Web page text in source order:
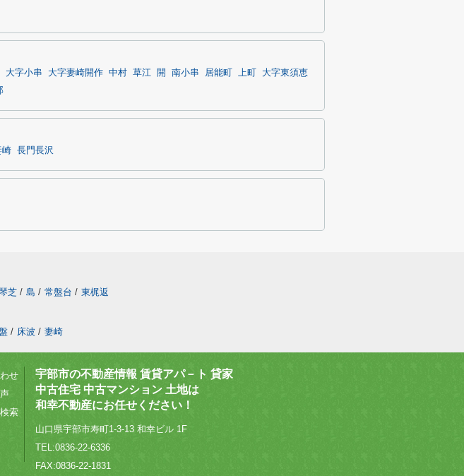
大字小串 大字妻崎開作 中村 草江 開 南小串 居能町 上町
大字東須恵
崎 長門長沢
芝 / 島 / 常盤台 / 東梶返
/ 床波 / 妻崎
せ
索
宇部市の不動産情報 賃貸アパ－ト 貸家
中古住宅 中古マンション 土地は
和幸不動産にお任せください！
山口県宇部市寿町1-3-13 和幸ビル 1F
TEL:0836-22-6336
FAX:0836-22-1831